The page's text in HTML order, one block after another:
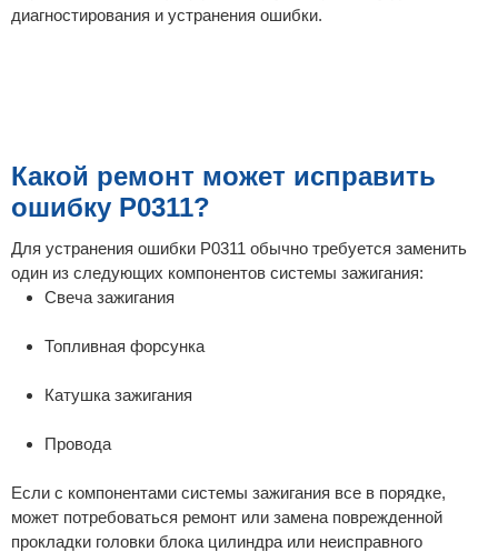
диагностирования и устранения ошибки.
Какой ремонт может исправить
ошибку P0311?
Для устранения ошибки P0311 обычно требуется заменить
один из следующих компонентов системы зажигания:
Свеча зажигания
Топливная форсунка
Катушка зажигания
Провода
Если с компонентами системы зажигания все в порядке,
может потребоваться ремонт или замена поврежденной
прокладки головки блока цилиндра или неисправного